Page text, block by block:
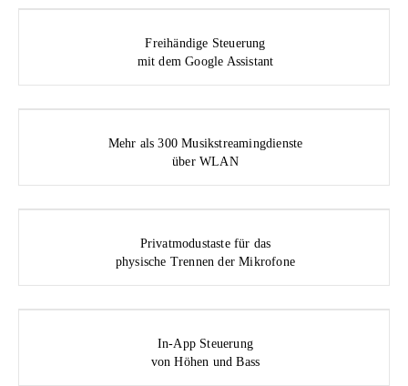
Freihändige Steuerung
mit dem Google Assistant
Mehr als 300 Musikstreamingdienste
über WLAN
Privatmodustaste für das
physische Trennen der Mikrofone
In-App Steuerung
von Höhen und Bass